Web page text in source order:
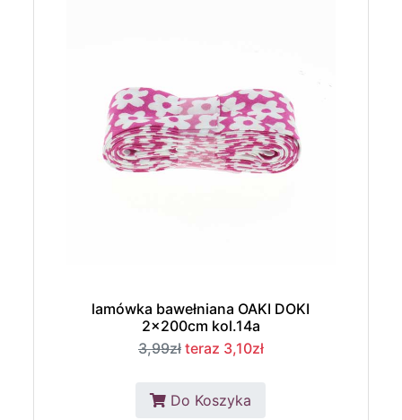
lamówka bawełniana OAKI DOKI
2x200cm kol.14a
3,99zł teraz 3,10zł
Do Koszyka